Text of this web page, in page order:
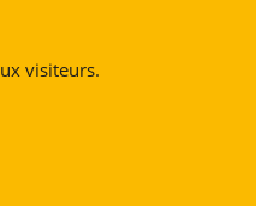
visiteurs.